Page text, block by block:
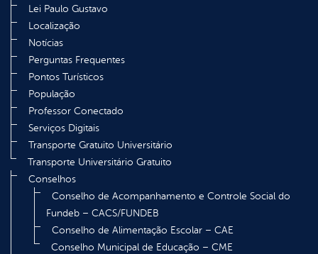
Lei Paulo Gustavo
Localização
Notícias
Perguntas Frequentes
Pontos Turísticos
População
Professor Conectado
Serviços Digitais
Transporte Gratuito Universitário
Transporte Universitário Gratuito
Conselhos
Conselho de Acompanhamento e Controle Social do
Fundeb – CACS/FUNDEB
Conselho de Alimentação Escolar – CAE
Conselho Municipal de Educação – CME